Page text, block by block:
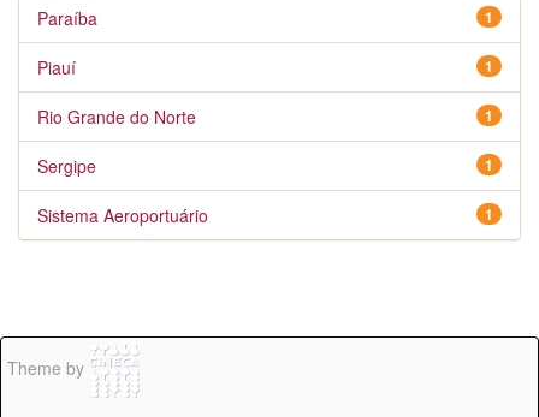
1
Paraíba
1
Piauí
1
Rio Grande do Norte
1
Sergipe
1
Sistema Aeroportuário
Theme by